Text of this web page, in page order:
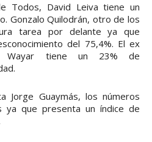
Todos, David Leiva tiene un
Gonzalo Quilodrán, otro de los
tarea por delante ya que
del 75,4%. El ex
Wayar tiene un 23% de
Jorge Guaymás, los números
ya que presenta un índice de